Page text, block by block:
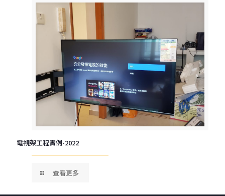
電視架工程實例-2022
查看更多